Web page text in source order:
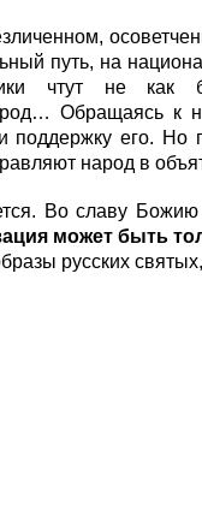
путь, на
чтут не как
Обращаясь к
поддержку его.
народ в
Во славу
может быть
русских